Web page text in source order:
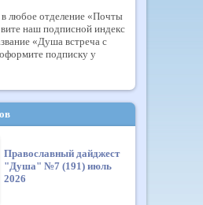
любое отделение «Почты
наш подписной индекс
«Душа встреча с
подписку у
Православный дайджест
"Душа" №7 (191) июль
2026